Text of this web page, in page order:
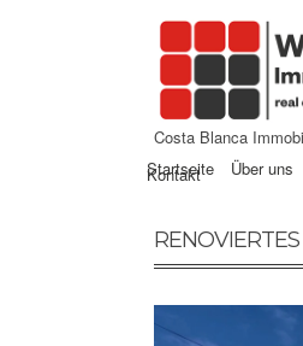
Costa Blanca
Startseite
Über uns
Kontakt